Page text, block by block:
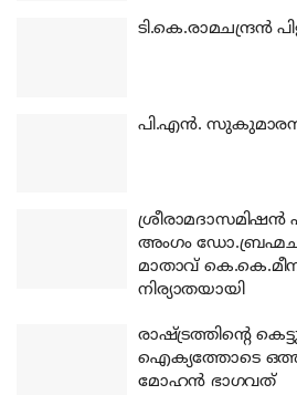
ടി.കെ.രാമചന്ദ്രന്‍
പി.എന്‍. സുകുമാരന്‍
ശ്രീരാമദാസമിഷന്‍
അംഗം
മാതാവ്
നിര്യാതയായി
രാഷ്ട്രത്തിന്റെ
ഐക്യത്തോടെ
മോഹന്‍ ഭാഗവത്